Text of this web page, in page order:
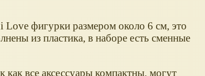
Love фигурки размером около 6 см, это
из пластика, в наборе есть сменные
все аксессуары компактны, могут